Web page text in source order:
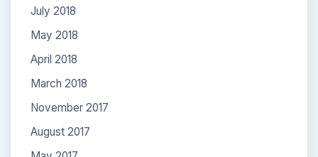
July 2018
May 2018
April 2018
March 2018
November 2017
August 2017